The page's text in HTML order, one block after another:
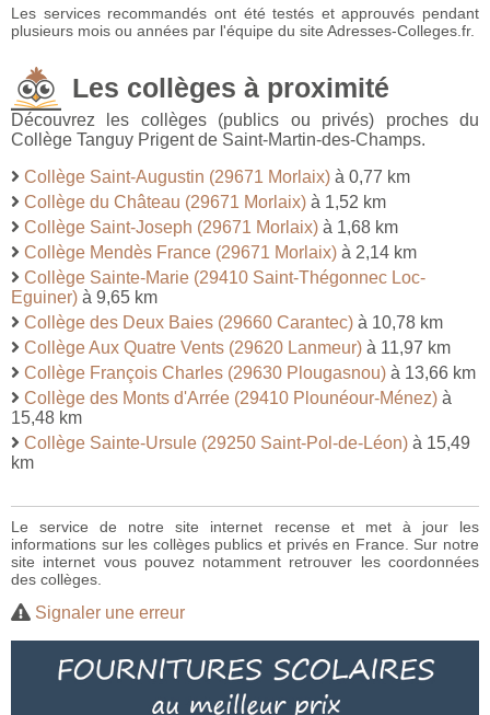
Les services recommandés ont été testés et approuvés pendant
plusieurs mois ou années par l'équipe du site Adresses-Colleges.fr.
Les collèges à proximité
Découvrez les collèges (publics ou privés) proches du
Collège Tanguy Prigent de Saint-Martin-des-Champs.
Collège Saint-Augustin (29671 Morlaix) à 0,77 km
Collège du Château (29671 Morlaix) à 1,52 km
Collège Saint-Joseph (29671 Morlaix) à 1,68 km
Collège Mendès France (29671 Morlaix) à 2,14 km
Collège Sainte-Marie (29410 Saint-Thégonnec Loc-
Eguiner) à 9,65 km
Collège des Deux Baies (29660 Carantec) à 10,78 km
Collège Aux Quatre Vents (29620 Lanmeur) à 11,97 km
Collège François Charles (29630 Plougasnou) à 13,66 km
Collège des Monts d'Arrée (29410 Plounéour-Ménez) à
15,48 km
Collège Sainte-Ursule (29250 Saint-Pol-de-Léon) à 15,49
km
Le service de notre site internet recense et met à jour les
informations sur les collèges publics et privés en France. Sur notre
site internet vous pouvez notamment retrouver les coordonnées
des collèges.
Signaler une erreur